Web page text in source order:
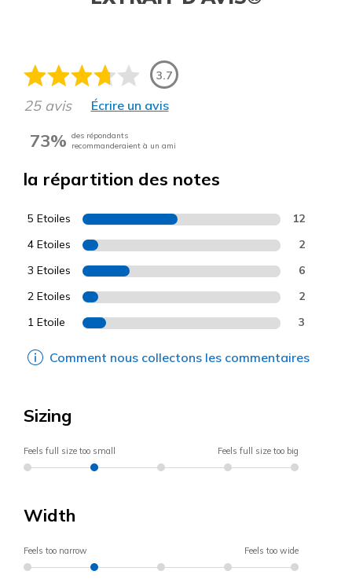
3.7
25 avis Écrire un avis
73% des répondants
recommanderaient à un ami
la répartition des notes
5 Etoiles 12
4 Etoiles 2
3 Etoiles 6
2 Etoiles 2
1 Etoile 3
Comment nous collectons les commentaires
Sizing
Feels full size too small Feels full size too big
Width
Feels too narrow Feels too wide